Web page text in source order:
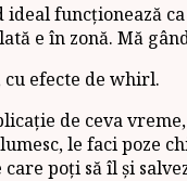
funcționează
e în zonă. Mă
efecte de whirl.
de ceva
le faci poze
poți să îl și